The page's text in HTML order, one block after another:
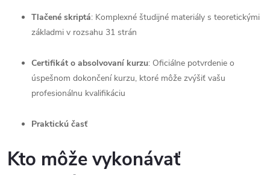
Tlačené skriptá: Komplexné študijné materiály s teoretickými
základmi v rozsahu 31 strán
Certifikát o absolvovaní kurzu: Oficiálne potvrdenie o
úspešnom dokončení kurzu, ktoré môže zvýšiť vašu
profesionálnu kvalifikáciu
Praktickú časť
Kto môže vykonávať